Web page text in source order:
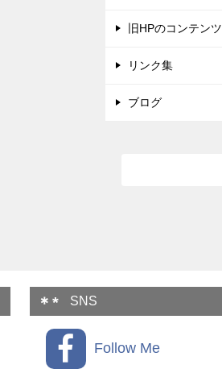
旧HPのコンテンツ
リンク集
ブログ
SNS
Follow Me